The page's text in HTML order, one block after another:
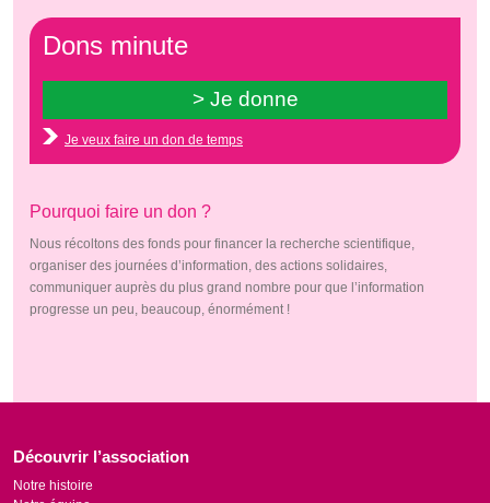
Dons minute
Je veux faire un don de temps
Pourquoi faire un don ?
Nous récoltons des fonds pour financer la recherche scientifique,
organiser des journées d’information, des actions solidaires,
communiquer auprès du plus grand nombre pour que l’information
progresse un peu, beaucoup, énormément !
Découvrir l’association
Notre histoire